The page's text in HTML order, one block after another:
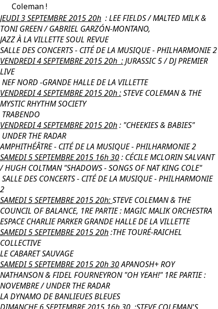
Coleman !
JEUDI 3 SEPTEMBRE 2015 20h : LEE FIELDS / MALTED MILK &
TONI GREEN / GABRIEL GARZÓN-MONTANO,
JAZZ À LA VILLETTE SOUL REVUE
SALLE DES CONCERTS - CITÉ DE LA MUSIQUE - PHILHARMONIE 2
VENDREDI 4 SEPTEMBRE 2015 20h :JURASSIC 5 / DJ PREMIER
LIVE
NEF NORD -GRANDE HALLE DE LA VILLETTE
VENDREDI 4 SEPTEMBRE 2015 20h :STEVE COLEMAN & THE
MYSTIC RHYTHM SOCIETY
TRABENDO
VENDREDI 4 SEPTEMBRE 2015 20h: "CHEEKIES & BABIES"
UNDER THE RADAR
AMPHITHÉÂTRE - CITÉ DE LA MUSIQUE - PHILHARMONIE 2
SAMEDI 5 SEPTEMBRE 2015 16h 30: CÉCILE MCLORIN SALVANT
/ HUGH COLTMAN "SHADOWS - SONGS OF NAT KING COLE"
SALLE DES CONCERTS - CITÉ DE LA MUSIQUE - PHILHARMONIE
2
SAMEDI 5 SEPTEMBRE 2015 20h:STEVE COLEMAN & THE
COUNCIL OF BALANCE, 1RE PARTIE : MAGIC MALIK ORCHESTRA
ESPACE CHARLIE PARKER GRANDE HALLE DE LA VILLETTE
SAMEDI 5 SEPTEMBRE 2015 20h:THE TOURÉ-RAICHEL
COLLECTIVE
LE CABARET SAUVAGE
SAMEDI 5 SEPTEMBRE 2015 20h 30APANOSH+ ROY
NATHANSON & FIDEL FOURNEYRON "OH YEAH!" 1RE PARTIE :
NOVEMBRE / UNDER THE RADAR
LA DYNAMO DE BANLIEUES BLEUES